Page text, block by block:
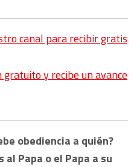
canal para recibir gratis
y recibe un avance
obediencia a quién?
Papa o el Papa a su